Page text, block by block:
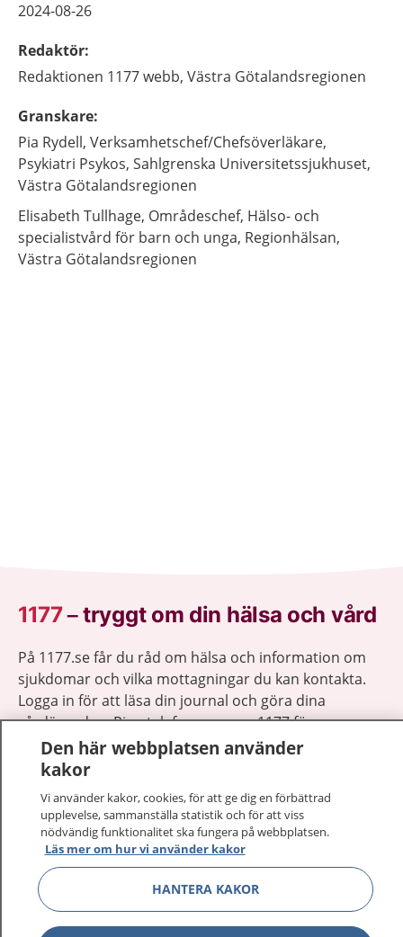
2024-08-26
Redaktör:
Redaktionen 1177 webb, Västra Götalandsregionen
Granskare:
Pia Rydell, Verksamhetschef/Chefsöverläkare,
Psykiatri Psykos, Sahlgrenska Universitetssjukhuset,
Västra Götalandsregionen
Elisabeth Tullhage, Områdeschef, Hälso- och
specialistvård för barn och unga, Regionhälsan,
Västra Götalandsregionen
1177–tryggt om din hälsa och vård
På 1177.se får du råd om hälsa och information om
sjukdomar och vilka mottagningar du kan kontakta.
Logga in för att läsa din journal och göra dina
vårdärenden. Ring telefonnummer 1177 för
sjukvårdsrådgivning dygnet runt.
1177 ger dig råd när du vill må bättre.
1177 på flera språk Visa
Visa
Den här webbplatsen använder
kakor
Vi använder kakor, cookies, för att ge dig en förbättrad
upplevelse, sammanställa statistik och för att viss
nödvändig funktionalitet ska fungera på webbplatsen.
Läs mer om hur vi använder kakor
HANTERA KAKOR